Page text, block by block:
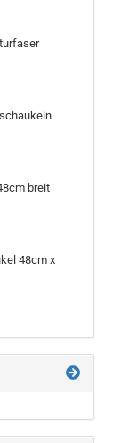
breit
48cm x